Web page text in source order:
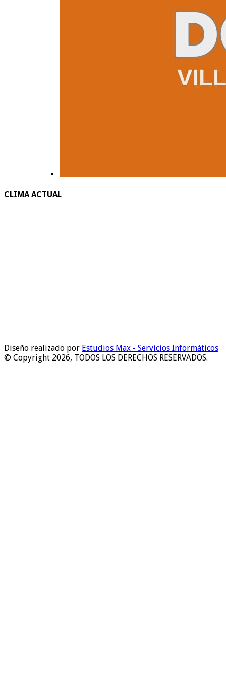
CLIMA ACTUAL
Diseño realizado por Estudios Max - Servicios Informáticos
© Copyright 2026, TODOS LOS DERECHOS RESERVADOS.